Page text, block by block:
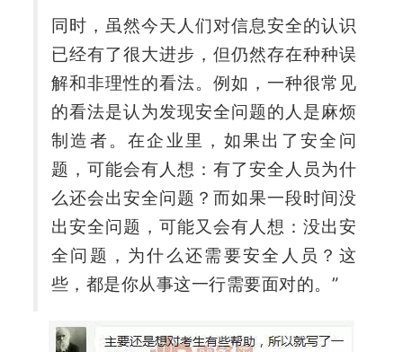
同时，虽然今天人们对信息安全的认识
已经有了很大进步，但仍然存在种种误
解和非理性的看法。例如，一种很常见
的看法是认为发现安全问题的人是麻烦
制造者。在企业里，如果出了安全问
题，可能会有人想：有了安全人员为什
么还会出安全问题？而如果一段时间没
出安全问题，可能又会有人想：没出安
全问题，为什么还需要安全人员？这
些，都是你从事这一行需要面对的。”